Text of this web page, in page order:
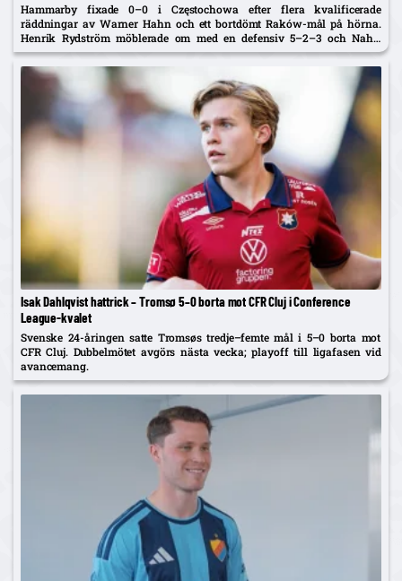
Hammarby fixade 0–0 i Częstochowa efter flera kvalificerade
räddningar av Warner Hahn och ett bortdömt Raków-mål på hörna.
Henrik Rydström möblerade om med en defensiv 5–2–3 och Nahir
Besara som falsk nia – och får beröm av spelarna. Returen spelas...
Isak Dahlqvist hattrick – Tromsø 5–0 borta mot CFR Cluj i Conference
League-kvalet
Svenske 24-åringen satte Tromsøs tredje–femte mål i 5–0 borta mot
CFR Cluj. Dubbelmötet avgörs nästa vecka; playoff till ligafasen vid
avancemang.